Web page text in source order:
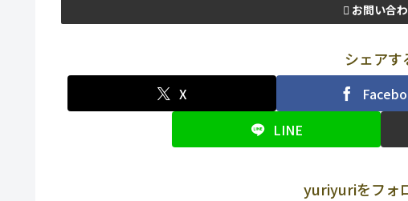
お問い合
シェアす
X
LINE
yuriyuriをフォ